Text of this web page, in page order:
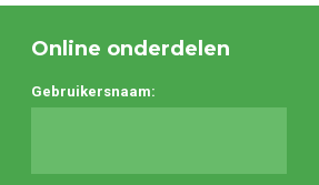
Online onderdelen
Gebruikersnaam: